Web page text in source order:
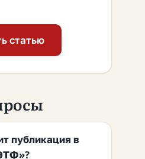
статью
публикация в